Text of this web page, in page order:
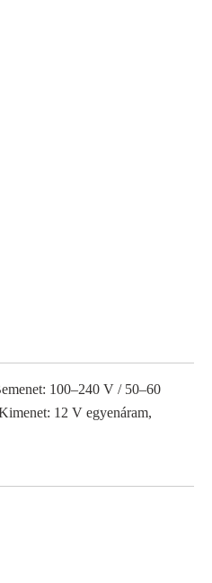
100–240 V / 50–60
12 V egyenáram,